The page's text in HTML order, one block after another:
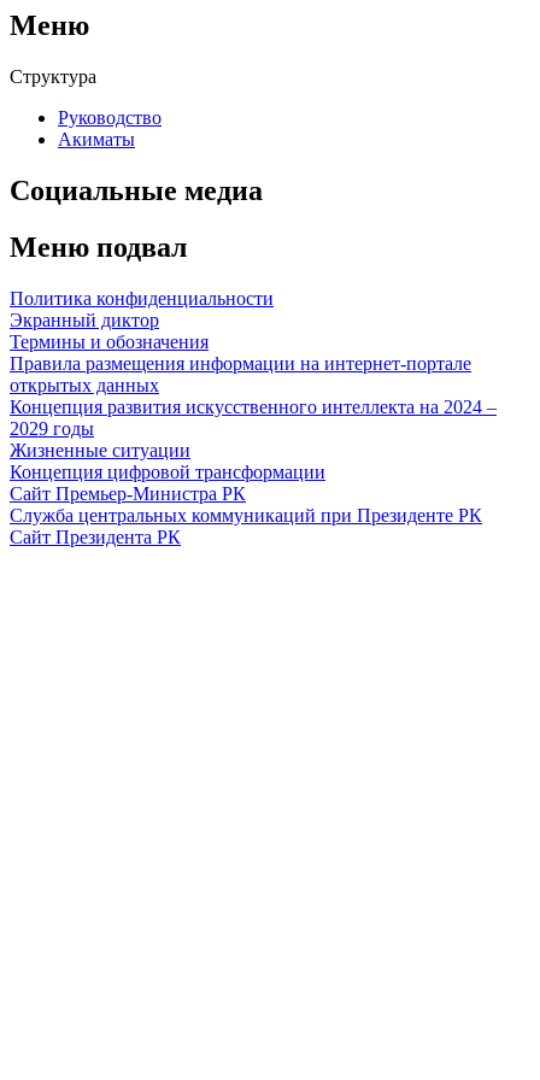
Меню
Структура
Руководство
Акиматы
Социальные медиа
Меню подвал
Политика конфиденциальности
Экранный диктор
Термины и обозначения
Правила размещения информации на интернет-портале
открытых данных
Концепция развития искусственного интеллекта на 2024 –
2029 годы
Жизненные ситуации
Концепция цифровой трансформации
Сайт Премьер-Министра РК
Служба центральных коммуникаций при Президенте РК
Сайт Президента РК